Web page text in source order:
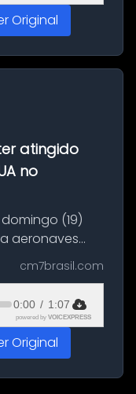
Original
atingido
no
(19)
aeronaves
no
durante a
cm7brasil.com
0:00 / 1:07
powered by VOICEXPRESS
Original